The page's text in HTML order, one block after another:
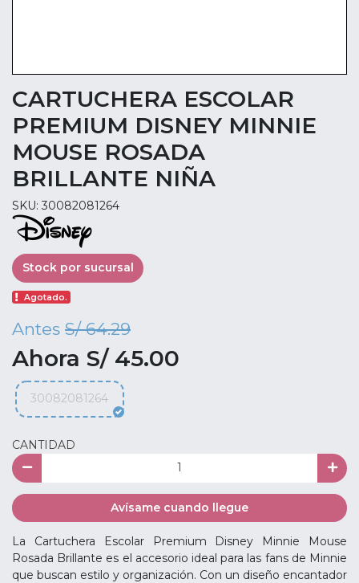
CARTUCHERA ESCOLAR
PREMIUM DISNEY MINNIE
MOUSE ROSADA
BRILLANTE NIÑA
SKU: 30082081264
Stock por sucursal
Agotado.
Antes S/ 64.29
Ahora S/ 45.00
30082081264
CANTIDAD
Avísame cuando llegue
La Cartuchera Escolar Premium Disney Minnie Mouse
Rosada Brillante es el accesorio ideal para las fans de Minnie
que buscan estilo y organización. Con un diseño encantador